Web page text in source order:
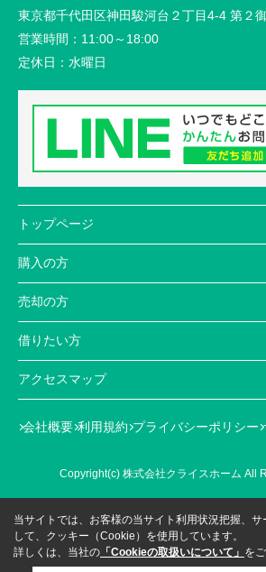
東京都千代田区神田駿河台２丁目4-4 第２
営業時間： 11:00～18:00
定休日： 水曜日
トップページ
購入の方
売却の方
借りたい方
アクセスマップ
会社概要 利用規約 プライバシーポリシー
Copyright(c) 株式会社クライスホーム All
当サイトでは、お客様の当サイト利用状況把握、サ
して、クッキー（Cookie）を使用しています。
詳しくは、当社の 「Cookieの取扱いについて」 を